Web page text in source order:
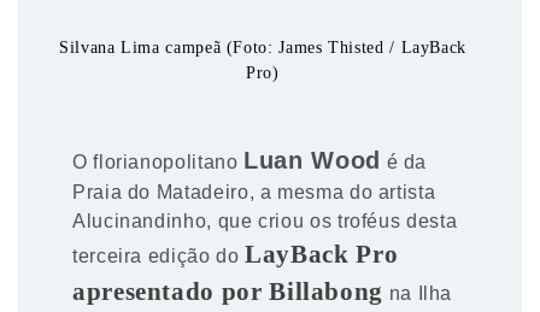
Silvana Lima campeã (Foto: James Thisted / LayBack
Pro)
O florianopolitano Luan Wood é da
Praia do Matadeiro, a mesma do artista
Alucinandinho, que criou os troféus desta
terceira edição do LayBack Pro
apresentado por Billabong na Ilha